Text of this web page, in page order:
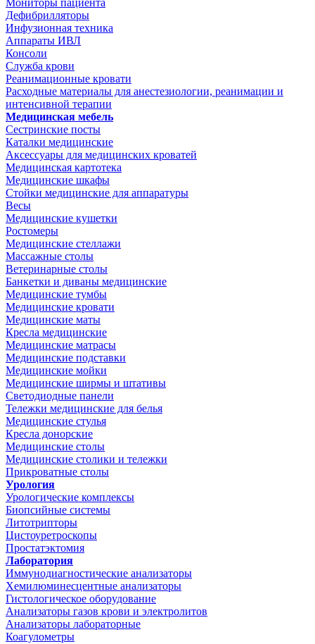
Мониторы пациента
Дефибрилляторы
Инфузионная техника
Аппараты ИВЛ
Консоли
Служба крови
Реанимационные кровати
Расходные материалы для анестезиологии, реанимации и
интенсивной терапии
Медицинская мебель
Сестринские посты
Каталки медицинские
Аксессуары для медицинских кроватей
Медицинская картотека
Медицинские шкафы
Стойки медицинские для аппаратуры
Весы
Медицинские кушетки
Ростомеры
Медицинские стеллажи
Массажные столы
Ветеринарные столы
Банкетки и диваны медицинские
Медицинские тумбы
Медицинские кровати
Медицинские маты
Кресла медицинские
Медицинские матрасы
Медицинские подставки
Медицинские мойки
Медицинские ширмы и штативы
Светодиодные панели
Тележки медицинские для белья
Медицинские стулья
Кресла донорские
Медицинские столы
Медицинские столики и тележки
Прикроватные столы
Урология
Урологические комплексы
Биопсийные системы
Литотрипторы
Цистоуретроскопы
Простатэктомия
Лаборатория
Иммунодиагностические анализаторы
Хемилюминесцентные анализаторы
Гистологическое оборудование
Анализаторы газов крови и электролитов
Анализаторы лабораторные
Коагулометры